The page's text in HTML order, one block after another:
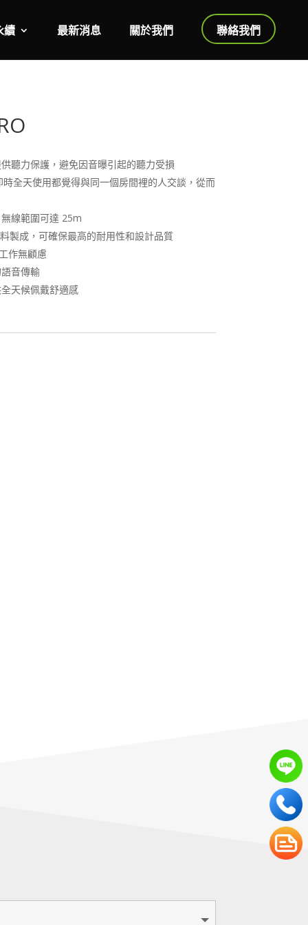
續 最新消息 關於我們 聯絡我們
聽力保護，避免因音曝引起的聽力受損
全天使用都覺得與同一個房間裡的人交談，從而
線範圍可達 25m
製成，可確保最高的耐用性和設計品質
作無顧慮
音傳輸
天候佩戴舒適感